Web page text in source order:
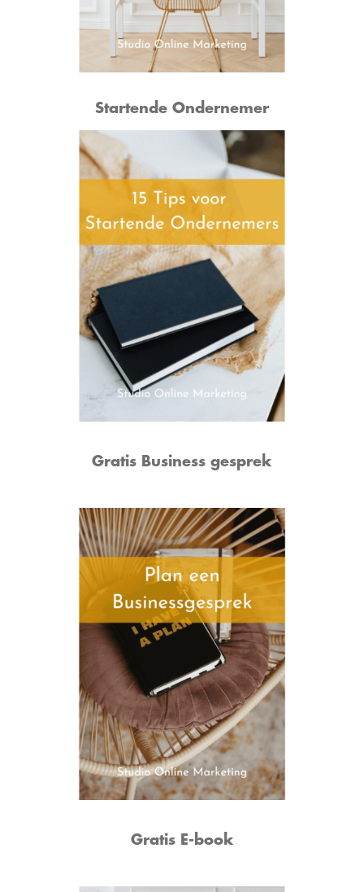
Startende Ondernemer
Gratis Business gesprek
Gratis E-book